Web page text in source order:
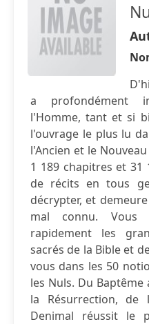
a profondément
l'Homme, tant et si
l'ouvrage le plus lu
l'Ancien et le
1 189 chapitres et 31
de récits en tous
décrypter, et
mal connu. Vous
rapidement les
sacrés de la Bible et
vous dans les 50
les Nuls. Du
la Résurrection, de
Denimal réussit le